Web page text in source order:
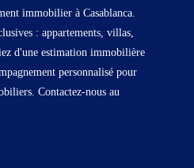
immobilier à Casablanca.
: appartements, villas,
d'une estimation immobilière
personnalisé pour
Contactez-nous au